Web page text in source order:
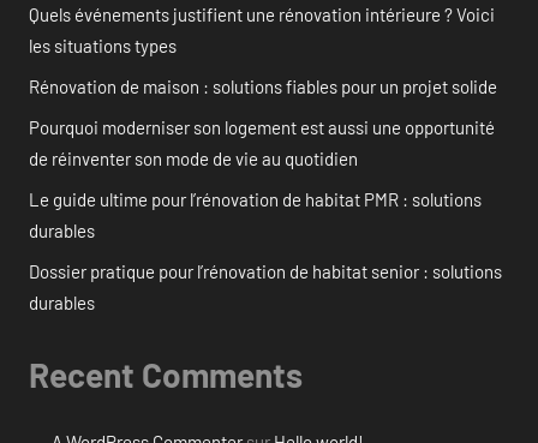
Quels événements justifient une rénovation intérieure ? Voici
les situations types
Rénovation de maison : solutions fiables pour un projet solide
Pourquoi moderniser son logement est aussi une opportunité
de réinventer son mode de vie au quotidien
Le guide ultime pour l’rénovation de habitat PMR : solutions
durables
Dossier pratique pour l’rénovation de habitat senior : solutions
durables
Recent Comments